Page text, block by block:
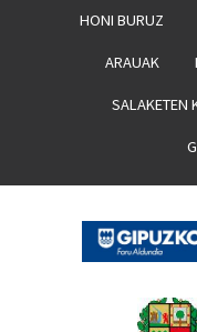
HONI BURUZ
ARAUAK
SALAKETEN